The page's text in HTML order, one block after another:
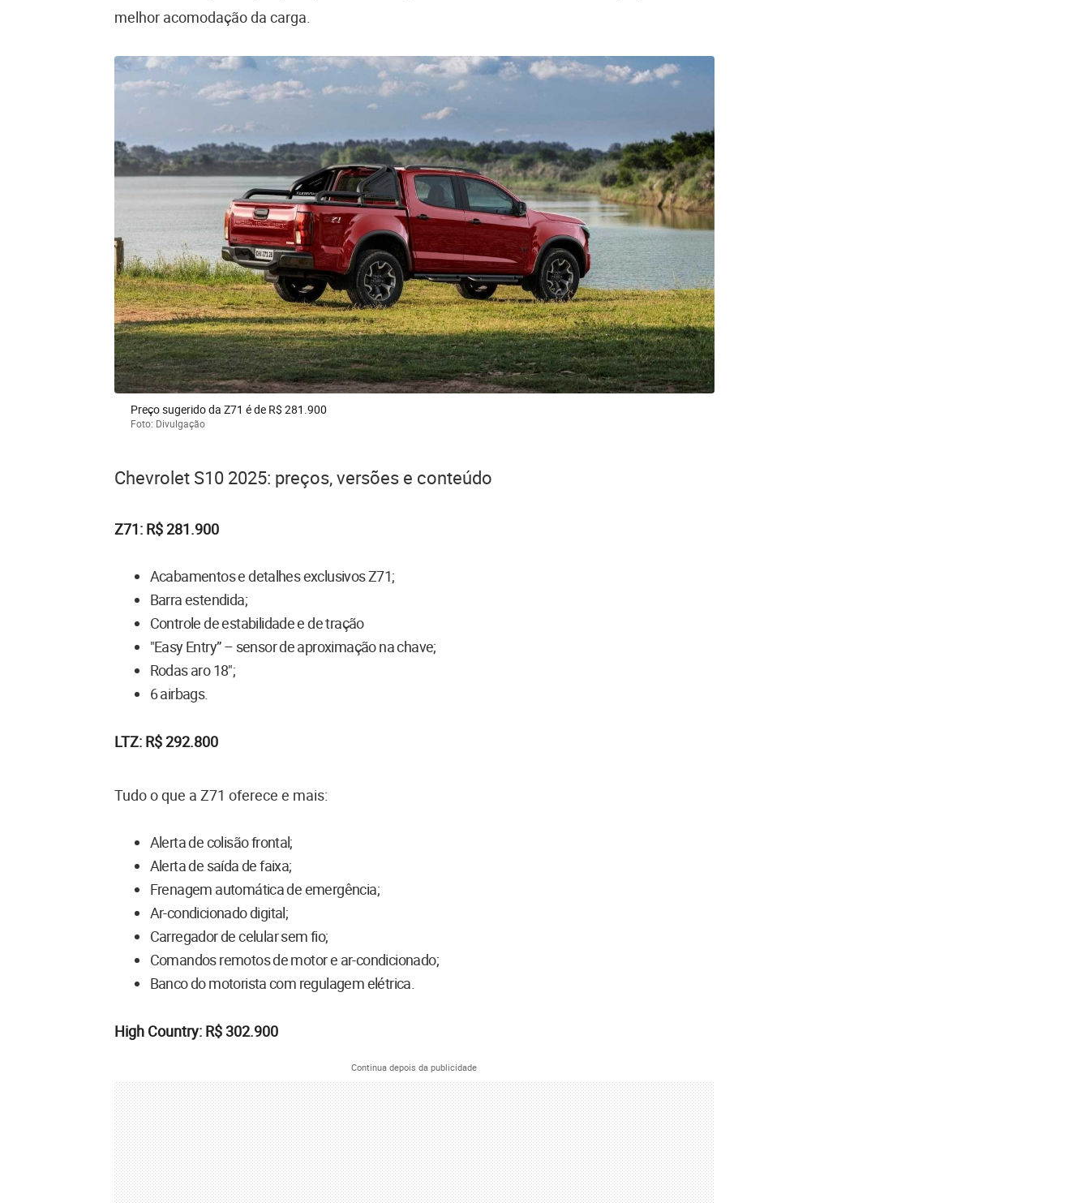
melhor acomodação da carga.
Preço sugerido da Z71 é de R$ 281.900
Foto: Divulgação
Chevrolet S10 2025: preços, versões e conteúdo
Z71: R$ 281.900
Acabamentos e detalhes exclusivos Z71;
Barra estendida;
Controle de estabilidade e de tração
"Easy Entry” – sensor de aproximação na chave;
Rodas aro 18";
6 airbags.
LTZ: R$ 292.800
Tudo o que a Z71 oferece e mais:
Alerta de colisão frontal;
Alerta de saída de faixa;
Frenagem automática de emergência;
Ar-condicionado digital;
Carregador de celular sem fio;
Comandos remotos de motor e ar-condicionado;
Banco do motorista com regulagem elétrica.
High Country: R$ 302.900
Continua depois da publicidade